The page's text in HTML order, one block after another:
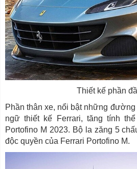
Thiết kế phần
Phần thân xe, nổi bật những
ngữ thiết kế Ferrari, tăng tính
Portofino M 2023. Bộ la zăng 5
độc quyền của Ferrari Portofino M.